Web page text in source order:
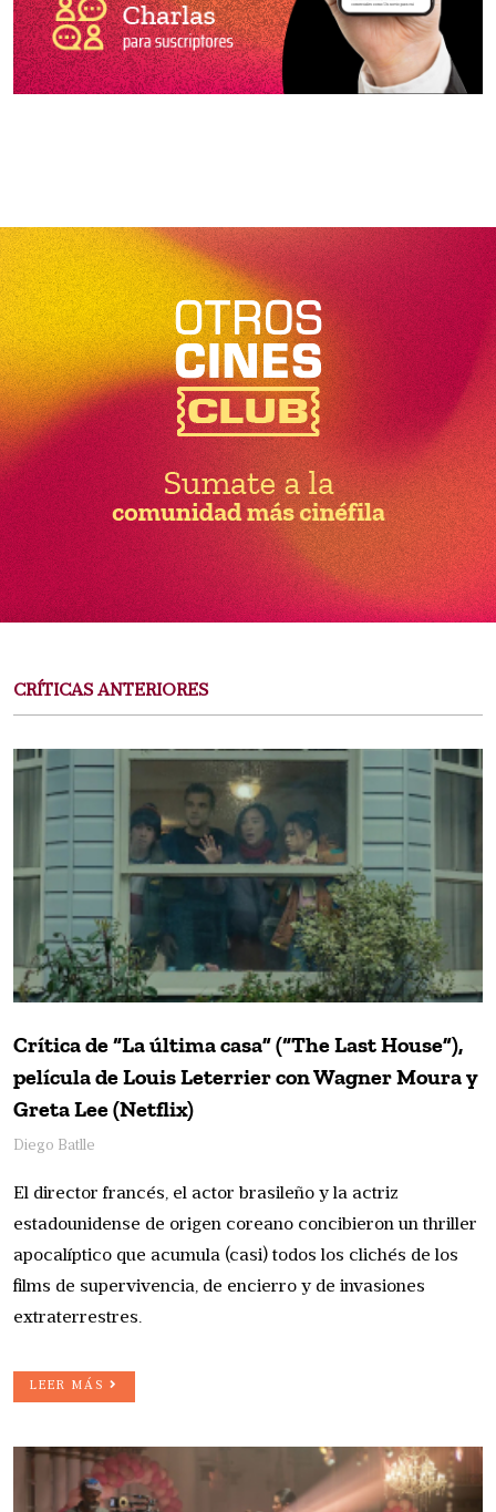
CRÍTICAS ANTERIORES
Crítica de “La última casa” (“The Last House”),
película de Louis Leterrier con Wagner Moura y
Greta Lee (Netflix)
Diego Batlle
El director francés, el actor brasileño y la actriz
estadounidense de origen coreano concibieron un thriller
apocalíptico que acumula (casi) todos los clichés de los
films de supervivencia, de encierro y de invasiones
extraterrestres.
LEER MÁS